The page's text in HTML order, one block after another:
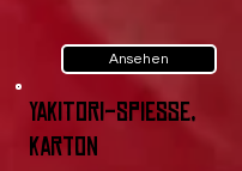
Ansehen
Yakitori-Spieße,
Karton